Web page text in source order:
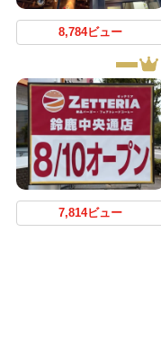
8,784ビュー
7,814ビュー